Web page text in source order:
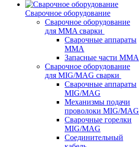
Сварочное оборудование
Сварочное оборудование
для MMA сварки
Сварочные аппараты
MMA
Запасные части MMA
Сварочное оборудование
для MIG/MAG сварки
Сварочные аппараты
MIG/MAG
Механизмы подачи
проволоки MIG/MAG
Сварочные горелки
MIG/MAG
Соединительный